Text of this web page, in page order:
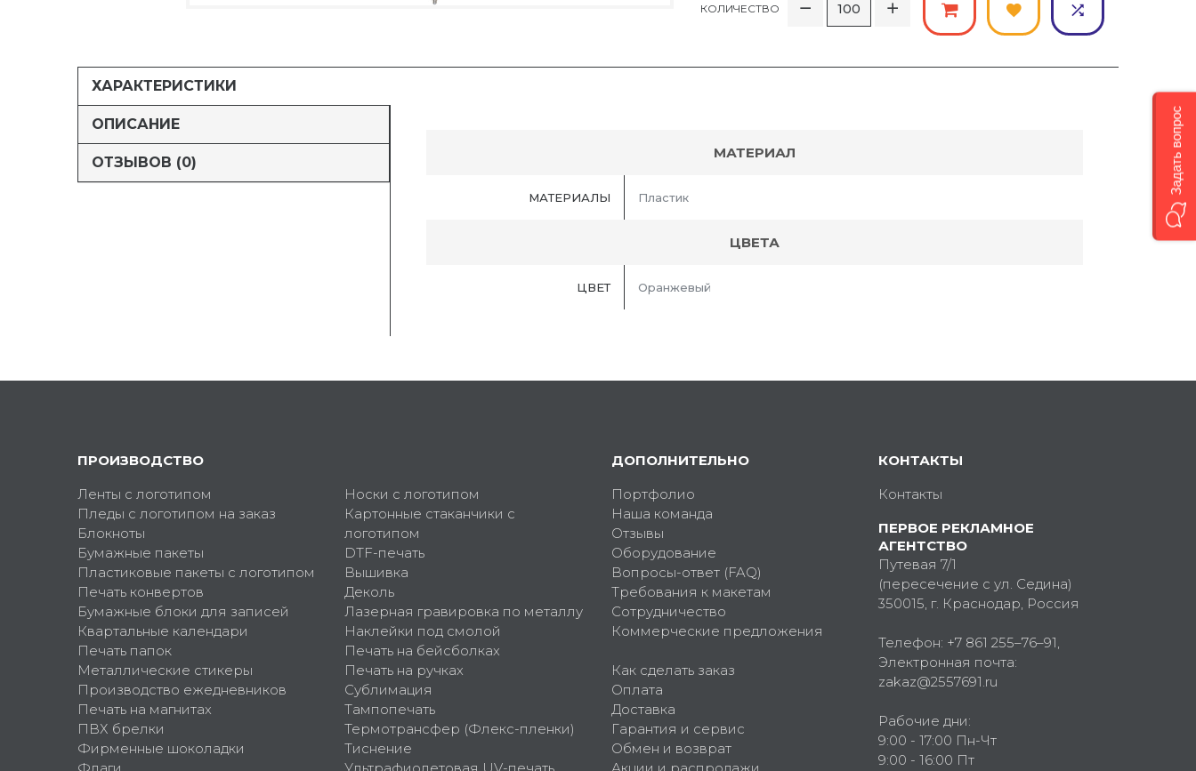
КОЛИЧЕСТВО
ХАРАКТЕРИСТИКИ
ОПИСАНИЕ
ОТЗЫВОВ (0)
МАТЕРИАЛ
МАТЕРИАЛЫ Пластик
ЦВЕТА
ЦВЕТ Оранжевый
ПРОИЗВОДСТВО
Ленты с логотипом
Пледы с логотипом на заказ
Блокноты
Бумажные пакеты
Пластиковые пакеты с логотипом
Печать конвертов
Бумажные блоки для записей
Квартальные календари
Печать папок
Металлические стикеры
Производство ежедневников
Печать на магнитах
ПВХ брелки
Фирменные шоколадки
Носки с логотипом
Картонные стаканчики с
логотипом
DTF-печать
Вышивка
Деколь
Лазерная гравировка по металлу
Наклейки под смолой
Печать на бейсболках
Печать на ручках
Сублимация
Тампопечать
Термотрансфер (Флекс-пленки)
Тиснение
ДОПОЛНИТЕЛЬНО
Портфолио
Наша команда
Отзывы
Оборудование
Вопросы-ответ (FAQ)
Требования к макетам
Сотрудничество
Коммерческие предложения
Как сделать заказ
Оплата
Доставка
Гарантия и сервис
Обмен и возврат
КОНТАКТЫ
Контакты
ПЕРВОЕ РЕКЛАМНОЕ
АГЕНТСТВО
Путевая 7/1
(пересечение с ул. Седина)
350015, г. Краснодар, Россия
Телефон: +7 861 255–76–91,
Электронная почта:
zakaz@2557691.ru
Рабочие дни:
9:00 - 17:00 Пн-Чт
9:00 - 16:00 Пт
Задать вопрос